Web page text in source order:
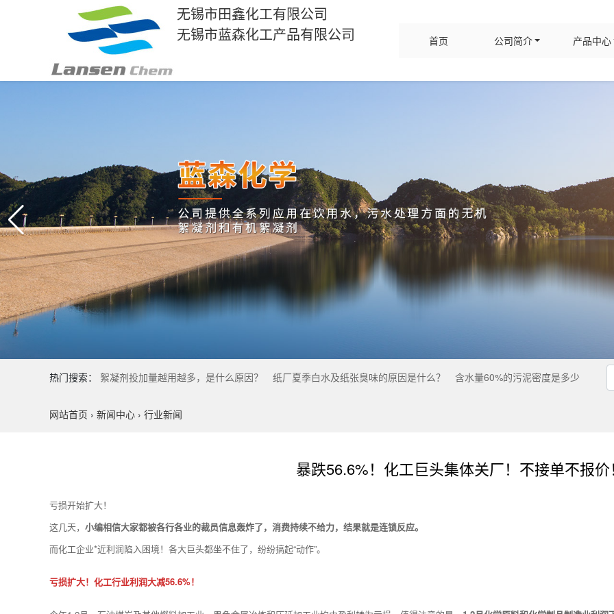
无锡市田鑫化工有限公司
无锡市蓝森化工产品有限公司
首页 公司简介 产品中心
热门搜索： 絮凝剂投加量越用越多，是什么原因？ 纸厂夏季白水及纸张臭味的原因是什么？ 含水量60%的污泥密度是多少
网站首页 › 新闻中心 › 行业新闻
暴跌56.6%！化工巨头集体关厂！不接单不报价
亏损开始扩大！
这几天， 小编相信大家都被各行各业的裁员信息轰炸了，消费持续不给力，结果就是连锁反应。
而化工企业*近利润陷入困境！各大巨头都坐不住了，纷纷搞起“动作”。
亏损扩大！化工行业利润大减56.6%！